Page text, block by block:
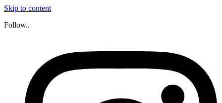
Skip to content
Follow..